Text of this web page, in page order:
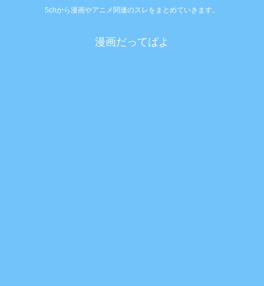
5chから漫画やアニメ関連のスレをまとめていきます。
漫画だってばよ